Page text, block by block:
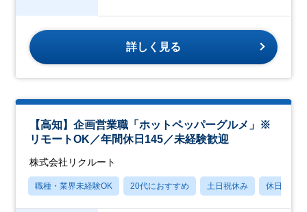
詳しく見る
【高知】企画営業職「ホットペッパーグルメ」※
リモートOK／年間休日145／未経験歓迎
株式会社リクルート
職種・業界未経験OK 20代におすすめ 土日祝休み 休日120日